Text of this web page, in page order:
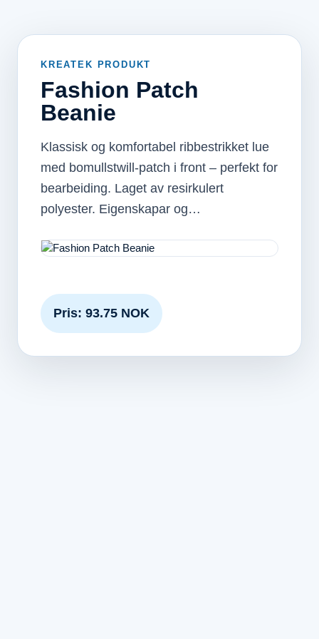
KREATEK PRODUKT
Fashion Patch
Beanie
Klassisk og komfortabel ribbestrikket lue
med bomullstwill-patch i front – perfekt for
bearbeiding. Laget av resirkulert
polyester. Eigenskapar og…
Pris: 93.75 NOK